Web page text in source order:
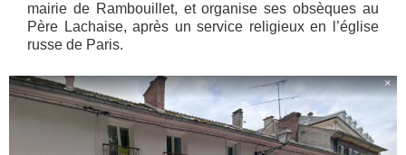
mairie de Rambouillet, et organise ses obsèques au
Père Lachaise, après un service religieux en l’église
russe de Paris.